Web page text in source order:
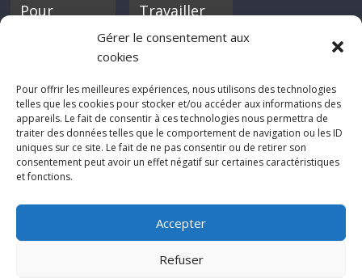
Gérer le consentement aux
cookies
Pour offrir les meilleures expériences, nous utilisons des technologies
telles que les cookies pour stocker et/ou accéder aux informations des
appareils. Le fait de consentir à ces technologies nous permettra de
traiter des données telles que le comportement de navigation ou les ID
uniques sur ce site. Le fait de ne pas consentir ou de retirer son
consentement peut avoir un effet négatif sur certaines caractéristiques
et fonctions.
Accepter
Refuser
Pour
discothèque
Travailler
Si tu souhaites
Rocknfool, n'hésite
pas à nous envoyer
tes chroniques de
concerts, de films,
séries ou des billets
d'humeur :
net